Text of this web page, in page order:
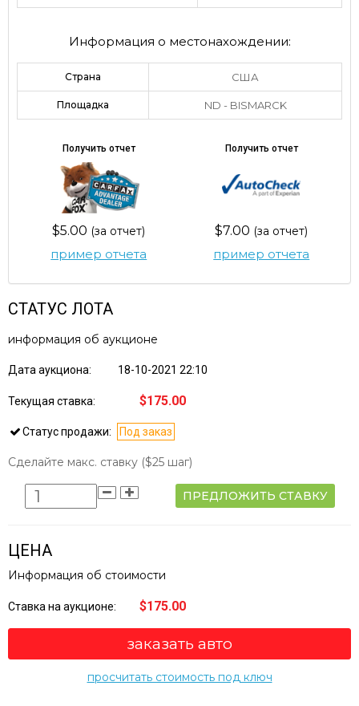
Информация о местонахождении:
Страна США
Площадка ND - BISMARCK
Получить отчет
$5.00 (за отчет)
пример отчета
Получить отчет
$7.00 (за отчет)
пример отчета
СТАТУС ЛОТА
информация об аукционе
Дата аукциона: 18-10-2021 22:10
Текущая ставка: $175.00
Статус продажи: Под заказ
Сделайте макс. ставку ($25 шаг)
ПРЕДЛОЖИТЬ СТАВКУ
ЦЕНА
Информация об стоимости
Ставка на аукционе: $175.00
заказать авто
просчитать стоимость под ключ